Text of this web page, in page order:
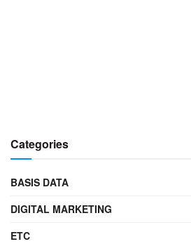
Categories
BASIS DATA
DIGITAL MARKETING
ETC